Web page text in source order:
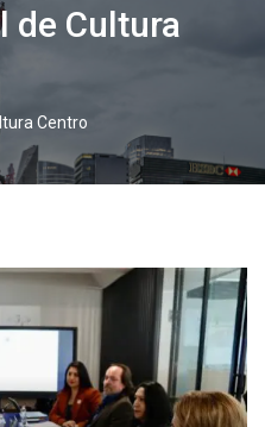
de Cultura
Centro